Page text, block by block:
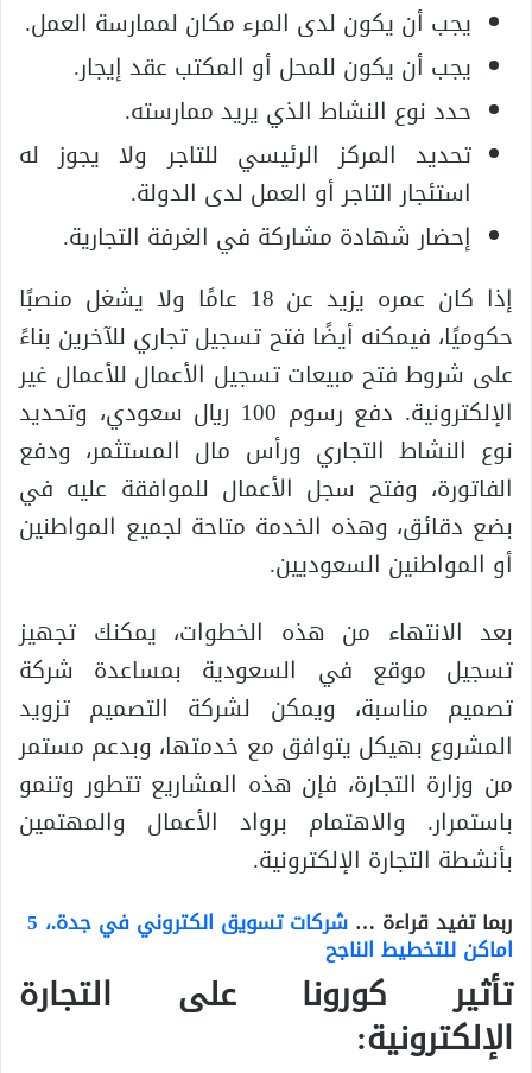
يجب أن يكون لدى المرء مكان لممارسة العمل.
يجب أن يكون للمحل أو المكتب عقد إيجار.
حدد نوع النشاط الذي يريد ممارسته.
تحديد المركز الرئيسي للتاجر ولا يجوز له
استئجار التاجر أو العمل لدى الدولة.
إحضار شهادة مشاركة في الغرفة التجارية.
إذا كان عمره يزيد عن 18 عامًا ولا يشغل منصبًا
حكوميًا، فيمكنه أيضًا فتح تسجيل تجاري للآخرين بناءً
على شروط فتح مبيعات تسجيل الأعمال للأعمال غير
الإلكترونية. دفع رسوم 100 ريال سعودي، وتحديد
نوع النشاط التجاري ورأس مال المستثمر، ودفع
الفاتورة، وفتح سجل الأعمال للموافقة عليه في
بضع دقائق، وهذه الخدمة متاحة لجميع المواطنين
أو المواطنين السعوديين.
بعد الانتهاء من هذه الخطوات، يمكنك تجهيز
تسجيل موقع في السعودية بمساعدة شركة
تصميم مناسبة، ويمكن لشركة التصميم تزويد
المشروع بهيكل يتوافق مع خدمتها، وبدعم مستمر
من وزارة التجارة، فإن هذه المشاريع تتطور وتنمو
باستمرار. والاهتمام برواد الأعمال والمهتمين
بأنشطة التجارة الإلكترونية.
ربما تفيد قراءة … شركات تسويق الكتروني في جدة.، 5
اماكن للتخطيط الناجح
تأثير كورونا على التجارة
الإلكترونية: